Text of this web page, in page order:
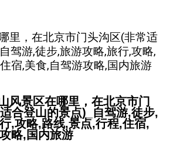
里，在北京市门头沟区(非常适
驾游,徒步,旅游攻略,旅行,攻略,
宿,美食,自驾游攻略,国内旅游
风景区在哪里，在北京市门
合登山的景点)_自驾游,徒步,
,攻略,路线,景点,行程,住宿,
略,国内旅游